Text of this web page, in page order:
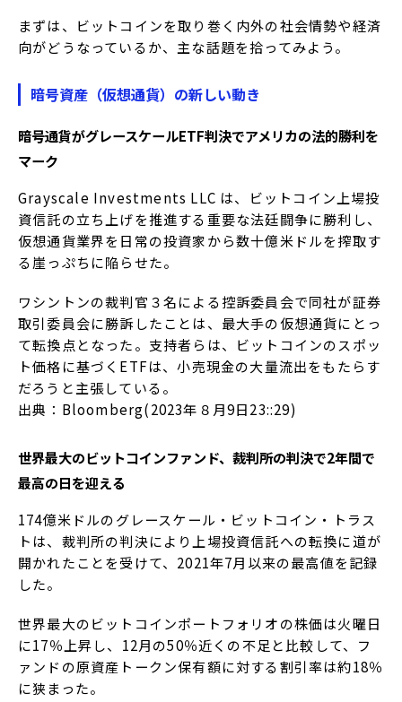
まずは、ビットコインを取り巻く内外の社会情勢や経済
向がどうなっているか、主な話題を拾ってみよう。
暗号資産（仮想通貨）の新しい動き
暗号通貨がグレースケールETF判決でアメリカの法的勝利を
マーク
Grayscale Investments LLC は、ビットコイン上場投
資信託の立ち上げを推進する重要な法廷闘争に勝利し、
仮想通貨業界を日常の投資家から数十億米ドルを搾取す
る崖っぷちに陥らせた。
ワシントンの裁判官３名による控訴委員会で同社が証券
取引委員会に勝訴したことは、最大手の仮想通貨にとっ
て転換点となった。支持者らは、ビットコインのスポッ
ト価格に基づくETFは、小売現金の大量流出をもたらす
だろうと主張している。
出典：Bloomberg(2023年８月9日23::29)
世界最大のビットコインファンド、裁判所の判決で2年間で
最高の日を迎える
174億米ドルのグレースケール・ビットコイン・トラス
トは、裁判所の判決により上場投資信託への転換に道が
開かれたことを受けて、2021年7月以来の最高値を記録
した。
世界最大のビットコインポートフォリオの株価は火曜日
に17％上昇し、12月の50％近くの不足と比較して、フ
ァンドの原資産トークン保有額に対する割引率は約18％
に狭まった。